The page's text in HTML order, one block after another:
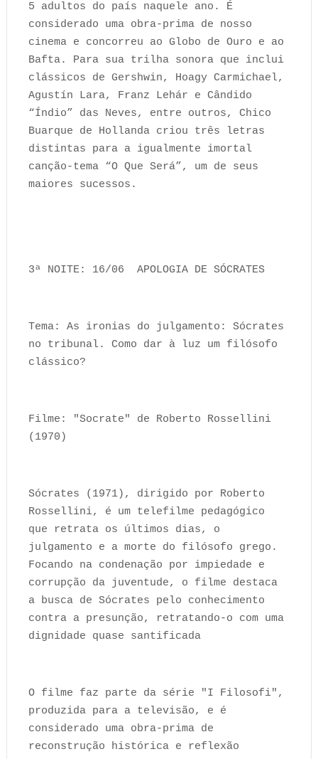
5 adultos do país naquele ano. É
considerado uma obra-prima de nosso
cinema e concorreu ao Globo de Ouro e ao
Bafta. Para sua trilha sonora que inclui
clássicos de Gershwin, Hoagy Carmichael,
Agustín Lara, Franz Lehár e Cândido
“Índio” das Neves, entre outros, Chico
Buarque de Hollanda criou três letras
distintas para a igualmente imortal
canção-tema “O Que Será”, um de seus
maiores sucessos.
3ª NOITE: 16/06 APOLOGIA DE SÓCRATES
Tema: As ironias do julgamento: Sócrates
no tribunal. Como dar à luz um filósofo
clássico?
Filme: "Socrate" de Roberto Rossellini
(1970)
Sócrates (1971), dirigido por Roberto
Rossellini, é um telefilme pedagógico
que retrata os últimos dias, o
julgamento e a morte do filósofo grego.
Focando na condenação por impiedade e
corrupção da juventude, o filme destaca
a busca de Sócrates pelo conhecimento
contra a presunção, retratando-o com uma
dignidade quase santificada
O filme faz parte da série "I Filosofi",
produzida para a televisão, e é
considerado uma obra-prima de
reconstrução histórica e reflexão